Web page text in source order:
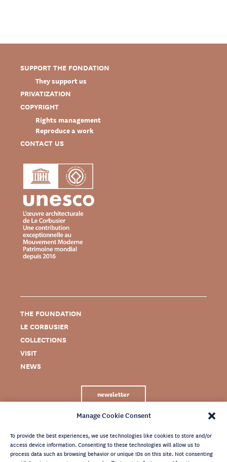
Manage Cookie Consent
To provide the best experiences, we use technologies like cookies to store and/or
access device information. Consenting to these technologies will allow us to
process data such as browsing behavior or unique IDs on this site. Not consenting
SUPPORT THE FONDATION
They support us
PRIVATIZATION
COPYRIGHT
Rights management
Reproduce a work
CONTACT US
THE FOUNDATION
LE CORBUSIER
COLLECTIONS
VISIT
NEWS
newsletter